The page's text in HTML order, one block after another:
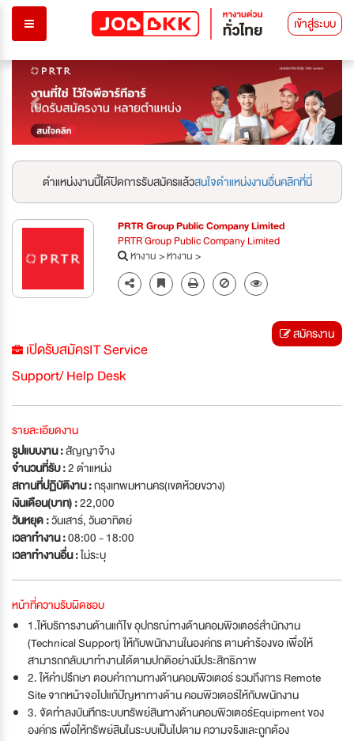
เข้าสู่ระบบ
Previous Next
ตำแหน่งงานนี้ได้ปิดการรับสมัครแล้วสนใจตำแหน่งงานอื่นคลิกที่นี่
PRTR Group Public Company Limited
PRTR Group Public Company Limited
หางาน>หางาน>
เปิดรับสมัครIT Service
Support/ Help Desk
สมัครงาน
รายละเอียดงาน
รูปแบบงาน :สัญญาจ้าง
จำนวนที่รับ :2 ตำแหน่ง
สถานที่ปฏิบัติงาน :กรุงเทพมหานคร(เขตห้วยขวาง)
เงินเดือน(บาท) :22,000
วันหยุด :วันเสาร์,วันอาทิตย์
เวลาทำงาน :08:00 - 18:00
เวลาทำงานอื่น :ไม่ระบุ
หน้าที่ความรับผิดชอบ
1.ให้บริการงานด้านแก้ไข อุปกรณ์ทางด้านคอมพิวเตอร์สำนักงาน
(Technical Support) ให้กับพนักงานในองค์กร ตามคำร้องขอ เพื่อให้
สามารถกลับมาทำงานได้ตามปกติอย่างมีประสิทธิภาพ
2. ให้คำปรึกษา ตอบคำถามทางด้านคอมพิวเตอร์ รวมถึงการ Remote
Site จากหน้าจอไปแก้ปัญหาทางด้าน คอมพิวเตอร์ให้กับพนักงาน
3. จัดทำลงบันทึกระบบทรัพย์สินทางด้านคอมพิวเตอร์Equipment ของ
องค์กร เพื่อให้ทรัพย์สินในระบบเป็นไปตาม ความจริงและถูกต้อง